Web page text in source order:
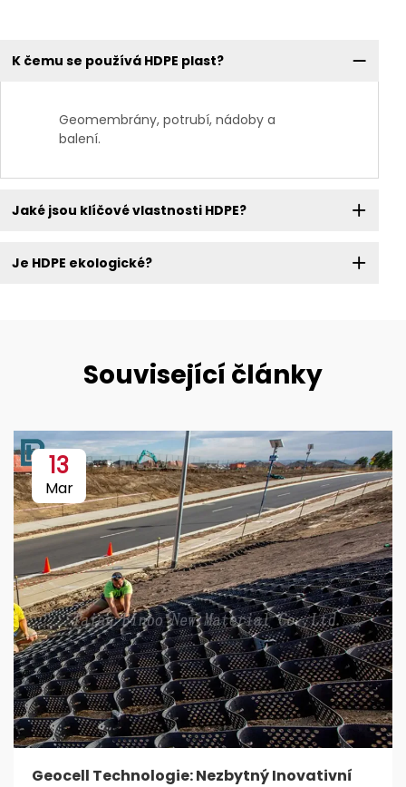
K čemu se používá HDPE plast?
Geomembrány, potrubí, nádoby a
balení.
Jaké jsou klíčové vlastnosti HDPE?
Je HDPE ekologické?
Související články
13
Mar
Geocell Technologie: Nezbytný Inovativní